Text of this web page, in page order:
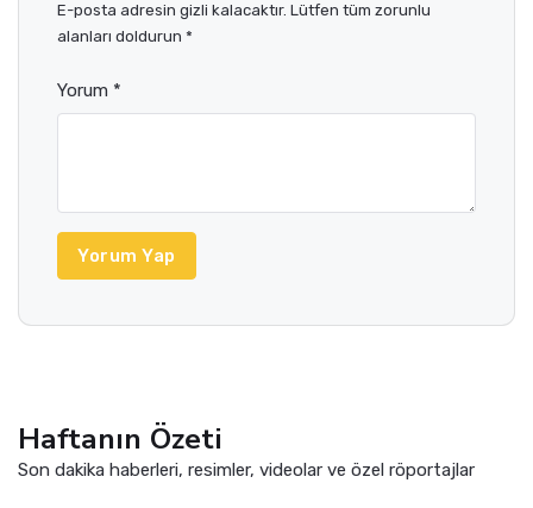
E-posta adresin gizli kalacaktır. Lütfen tüm zorunlu
alanları doldurun *
Yorum *
Yorum Yap
Haftanın Özeti
Son dakika haberleri, resimler, videolar ve özel röportajlar